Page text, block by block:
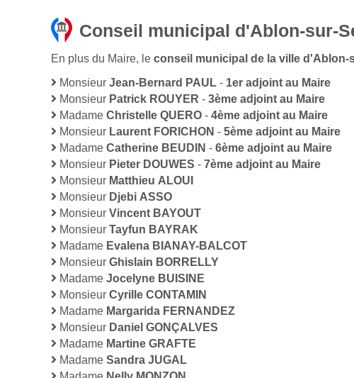
Conseil municipal d'Ablon-sur-
En plus du Maire, le conseil municipal de la ville
Monsieur Jean-Bernard PAUL - 1er adjoint au Maire
Monsieur Patrick ROUYER - 3ème adjoint au Maire
Madame Christelle QUERO - 4ème adjoint au Maire
Monsieur Laurent FORICHON - 5ème adjoint au Maire
Madame Catherine BEUDIN - 6ème adjoint au Maire
Monsieur Pieter DOUWES - 7ème adjoint au Maire
Monsieur Matthieu ALOUI
Monsieur Djebi ASSO
Monsieur Vincent BAYOUT
Monsieur Tayfun BAYRAK
Madame Evalena BIANAY-BALCOT
Monsieur Ghislain BORRELLY
Madame Jocelyne BUISINE
Monsieur Cyrille CONTAMIN
Madame Margarida FERNANDEZ
Monsieur Daniel GONÇALVES
Madame Martine GRAFTE
Madame Sandra JUGAL